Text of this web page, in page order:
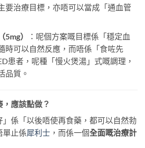
要治療目標，亦唔可以當成「通血管
）
：呢個方案嘅目標係「穩定血
時可以自然反應，而唔係「食咗先
患者，呢種「慢火煲湯」式嘅調理，
品質。
應該點做？
係「以後唔使再食藥，都可以自然勃
單止係犀利士 ，而係一個全面嘅治療計